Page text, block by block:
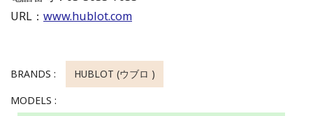
URL： www.hublot.com
BRANDS :
HUBLOT (ウブロ )
MODELS :